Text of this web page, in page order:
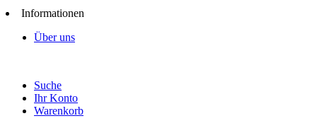
Informationen
Über uns
Suche
Ihr Konto
Warenkorb